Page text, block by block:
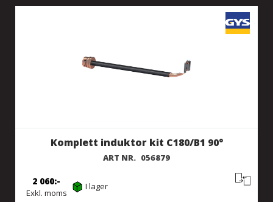
Komplett induktor kit C180/B1 90°
ART NR. 056879
Exkl. moms
2 060 I lager